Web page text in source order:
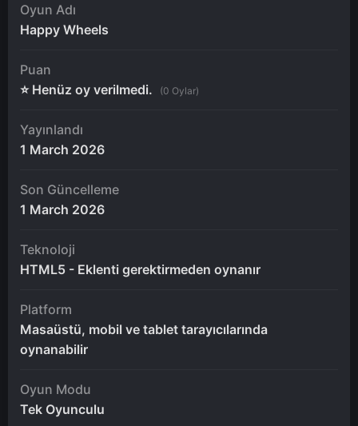
Oyun Adı
Happy Wheels
Puan
⭐ Henüz oy verilmedi.
(0 Oylar)
Yayınlandı
1 March 2026
Son Güncelleme
1 March 2026
Teknoloji
HTML5 - Eklenti gerektirmeden oynanır
Platform
Masaüstü, mobil ve tablet tarayıcılarında
oynanabilir
Oyun Modu
Tek Oyunculu